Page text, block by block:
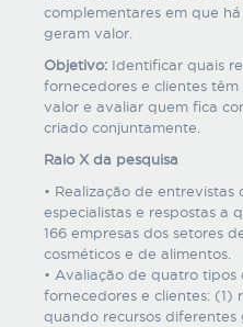
complementares em que
geram valor.
Objetivo: Identificar quais
fornecedores e clientes
valor e avaliar quem fica
criado conjuntamente.
Raio X da pesquisa
• Realização de entrevistas
especialistas e respostas a
166 empresas dos setores
cosméticos e de alimentos.
• Avaliação de quatro tipos
fornecedores e clientes: (1)
quando recursos diferentes